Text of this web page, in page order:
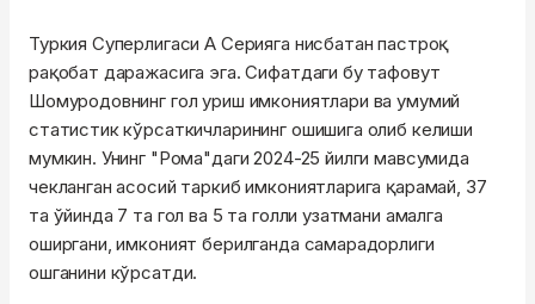
Туркия Суперлигаси А Серияга нисбатан пастроқ
рақобат даражасига эга. Сифатдаги бу тафовут
Шомуродовнинг гол уриш имкониятлари ва умумий
статистик кўрсаткичларининг ошишига олиб келиши
мумкин. Унинг "Рома"даги 2024-25 йилги мавсумида
чекланган асосий таркиб имкониятларига қарамай, 37
та ўйинда 7 та гол ва 5 та голли узатмани амалга
оширгани, имконият берилганда самарадорлиги
ошганини кўрсатди.